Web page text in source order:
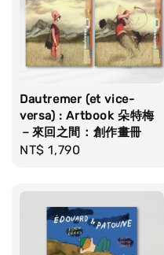
Dautremer (et vice-
versa) : Artbook 朵特梅
－來回之間：創作畫冊
Regular
NT$ 1,790